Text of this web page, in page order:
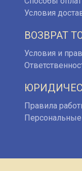
Условия
ВОЗВРАТ
Условия и
Правила